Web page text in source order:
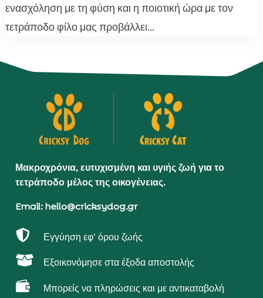
ενασχόληση με τη φύση και η ποιοτική ώρα με τον
τετράποδο φίλο μας προβάλλει...
Μακροχρόνια, ευτυχισμένη και υγιής ζωή για το
τετράποδο μέλος της οικογένειας.
Email: hello@cricksydog.gr
 Εγγύηση εφ’ όρου ζωής
 Εξοικονόμησε στα έξοδα αποστολής
 Μπορείς να πληρώσεις και με αντικαταβολή